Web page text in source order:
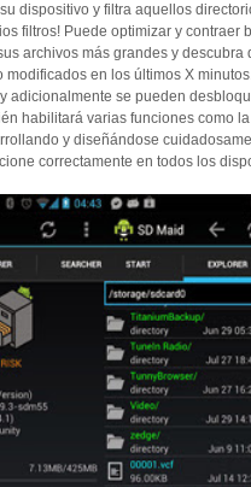
dispositivo y filtra aquellos
filtros! Puede optimizar y contraer
archivos más grandes y
modificados en los últimos X
adicionalmente se pueden
habilitará varias funciones como
y diseñándose
correctamente en todos los